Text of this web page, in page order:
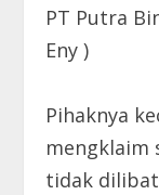
PT Putra
Eny )
Pihaknya
mengklaim
tidak